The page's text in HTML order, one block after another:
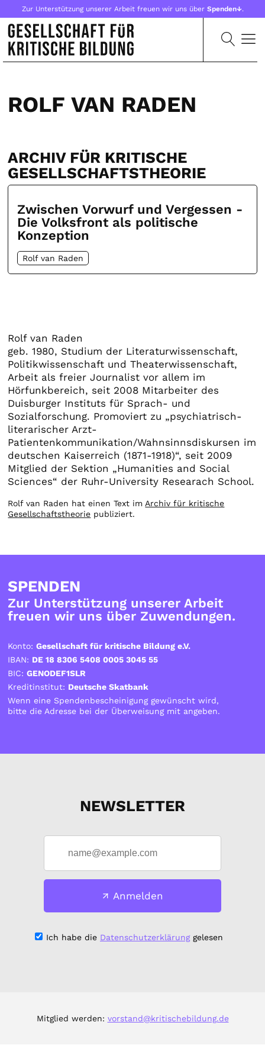
Zur Unterstützung unserer Arbeit freuen wir uns über Spenden↓.
ROLF VAN RADEN
ARCHIV FÜR KRITISCHE
GESELLSCHAFTSTHEORIE
Zwischen Vorwurf und Vergessen -
Die Volksfront als politische
Konzeption
Rolf van Raden
Rolf van Raden
geb. 1980, Studium der Literaturwissenschaft,
Politikwissenschaft und Theaterwissenschaft,
Arbeit als freier Journalist vor allem im
Hörfunkbereich, seit 2008 Mitarbeiter des
Duisburger Instituts für Sprach- und
Sozialforschung. Promoviert zu „psychiatrisch-
literarischer Arzt-
Patientenkommunikation/Wahnsinnsdiskursen im
deutschen Kaiserreich (1871-1918)“, seit 2009
Mitglied der Sektion „Humanities and Social
Sciences“ der Ruhr-University Researach School.
Rolf van Raden hat einen Text imArchiv für kritische
Gesellschaftstheorie publiziert.
SPENDEN
Zur Unterstützung unserer Arbeit
freuen wir uns über Zuwendungen.
Konto:Gesellschaft für kritische Bildung e.V.
IBAN: DE 18 8306 5408 0005 3045 55
BIC:GENODEF1SLR
Kreditinstitut: Deutsche Skatbank
Wenn eine Spendenbescheinigung gewünscht wird,
bitte die Adresse bei der Überweisung mit angeben.
NEWSLETTER
Anmelden
Ich habe die Datenschutzerklärunggelesen
Mitglied werden: vorstand@kritischebildung.de